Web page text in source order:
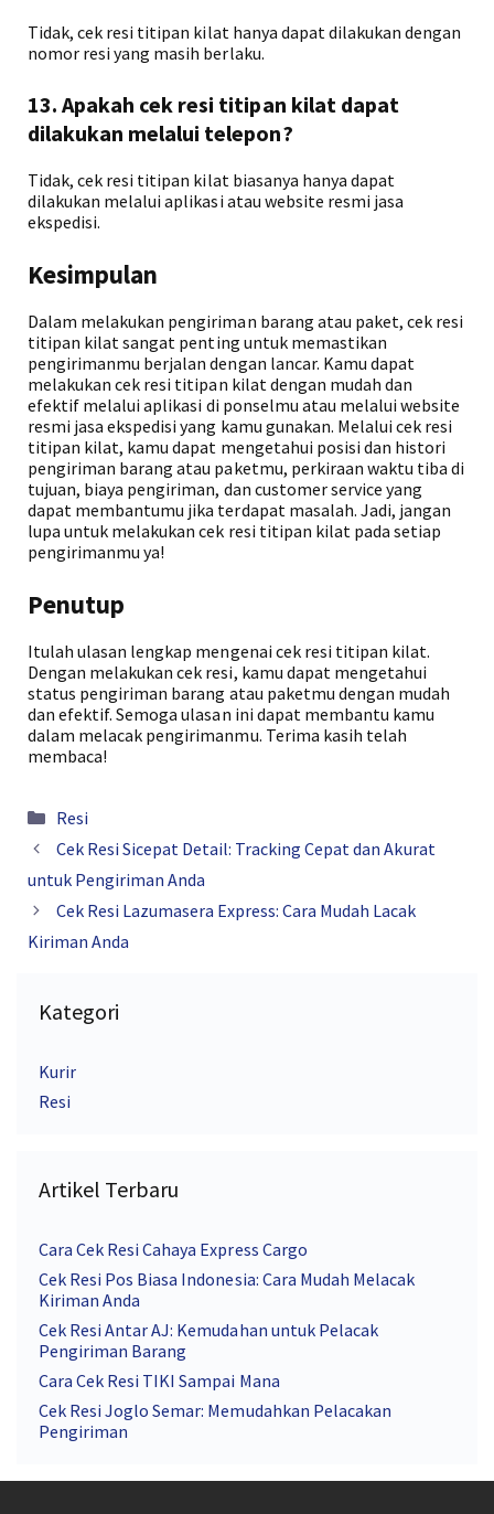
Tidak, cek resi titipan kilat hanya dapat dilakukan dengan
nomor resi yang masih berlaku.
13. Apakah cek resi titipan kilat dapat
dilakukan melalui telepon?
Tidak, cek resi titipan kilat biasanya hanya dapat
dilakukan melalui aplikasi atau website resmi jasa
ekspedisi.
Kesimpulan
Dalam melakukan pengiriman barang atau paket, cek resi
titipan kilat sangat penting untuk memastikan
pengirimanmu berjalan dengan lancar. Kamu dapat
melakukan cek resi titipan kilat dengan mudah dan
efektif melalui aplikasi di ponselmu atau melalui website
resmi jasa ekspedisi yang kamu gunakan. Melalui cek resi
titipan kilat, kamu dapat mengetahui posisi dan histori
pengiriman barang atau paketmu, perkiraan waktu tiba di
tujuan, biaya pengiriman, dan customer service yang
dapat membantumu jika terdapat masalah. Jadi, jangan
lupa untuk melakukan cek resi titipan kilat pada setiap
pengirimanmu ya!
Penutup
Itulah ulasan lengkap mengenai cek resi titipan kilat.
Dengan melakukan cek resi, kamu dapat mengetahui
status pengiriman barang atau paketmu dengan mudah
dan efektif. Semoga ulasan ini dapat membantu kamu
dalam melacak pengirimanmu. Terima kasih telah
membaca!
Kategori
Resi
Cek Resi Sicepat Detail: Tracking Cepat dan Akurat
untuk Pengiriman Anda
Cek Resi Lazumasera Express: Cara Mudah Lacak
Kiriman Anda
Kategori
Kurir
Resi
Artikel Terbaru
Cara Cek Resi Cahaya Express Cargo
Cek Resi Pos Biasa Indonesia: Cara Mudah Melacak
Kiriman Anda
Cek Resi Antar AJ: Kemudahan untuk Pelacak
Pengiriman Barang
Cara Cek Resi TIKI Sampai Mana
Cek Resi Joglo Semar: Memudahkan Pelacakan
Pengiriman